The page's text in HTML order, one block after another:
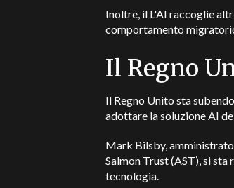
Inoltre, il L'AI raccoglie
comportamento
Il Regno
Il Regno Unito sta
adottare la soluzione AI
Mark Bilsby,
Salmon Trust (AST), si
tecnologia.